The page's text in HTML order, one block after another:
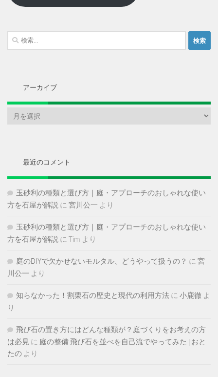
検
索:
アーカイブ
最近のコメント
玉砂利の種類と選び方｜庭・アプローチのおしゃれな使い
方を石屋が解説 に 宮川公一 より
玉砂利の種類と選び方｜庭・アプローチのおしゃれな使い
方を石屋が解説 に Tim より
庭のDIYで欠かせないモルタル、どうやって扱うの？ に 宮
川公一 より
知らなかった！割栗石の歴史と現代の利用方法 に 小鹿徹 よ
り
飛び石の置き方にはどんな種類が？庭づくりをお考えの方
は必見 に 庭の整備 飛び石を並べを自己流でやってみた | おと
たの より